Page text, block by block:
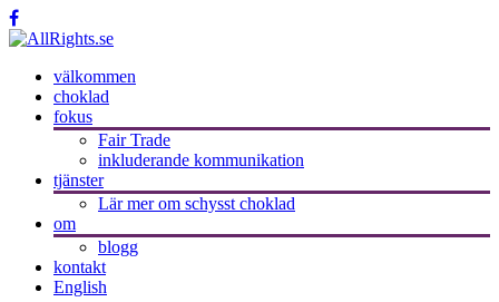
välkommen
choklad
fokus
Fair Trade
inkluderande kommunikation
tjänster
Lär mer om schysst choklad
om
blogg
kontakt
English